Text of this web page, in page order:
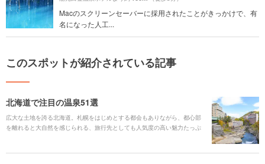
Macのスクリーンセーバーに採用されたことがきっかけで、有
名になった人工...
このスポットが紹介されている記事
北海道で注目の温泉51選
広大な土地を誇る北海道。札幌をはじめとする都会もありながら、都心部
を離れると大自然を感じられる、旅行先としても人気度の高い魅力たっぷ